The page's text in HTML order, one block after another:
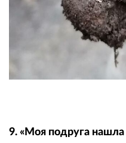
9. «Моя подруга